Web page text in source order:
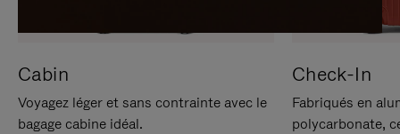
Cabin
Voyagez léger et sans contrainte avec le
bagage cabine idéal.
Check-In
Fabriqués en
polycarbonate,